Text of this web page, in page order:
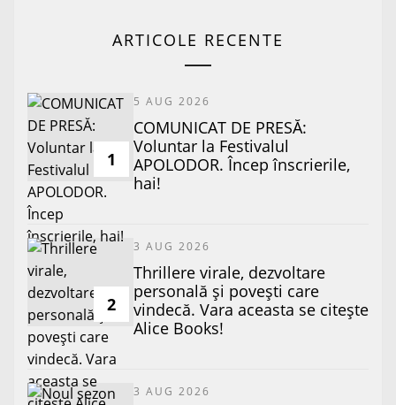
ARTICOLE RECENTE
1
5 AUG 2026
COMUNICAT DE PRESĂ:
Voluntar la Festivalul
APOLODOR. Încep înscrierile,
hai!
2
3 AUG 2026
Thrillere virale, dezvoltare
personală și povești care
vindecă. Vara aceasta se citește
Alice Books!
3 AUG 2026